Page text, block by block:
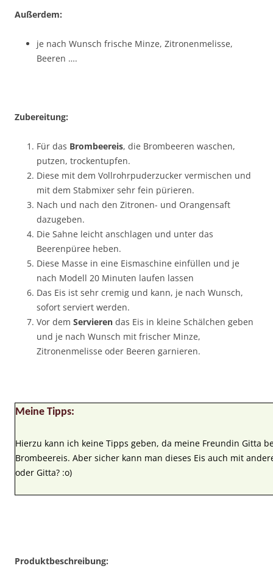
Außerdem:
je nach Wunsch frische Minze, Zitronenmelisse,
Beeren ….
Zubereitung:
Für das Brombeereis, die Brombeeren waschen,
putzen, trockentupfen.
Diese mit dem Vollrohrpuderzucker vermischen und
mit dem Stabmixer sehr fein pürieren.
Nach und nach den Zitronen- und Orangensaft
dazugeben.
Die Sahne leicht anschlagen und unter das
Beerenpüree heben.
Diese Masse in eine Eismaschine einfüllen und je
nach Modell 20 Minuten laufen lassen
Das Eis ist sehr cremig und kann, je nach Wunsch,
sofort serviert werden.
Vor dem Servieren das Eis in kleine Schälchen geben
und je nach Wunsch mit frischer Minze,
Zitronenmelisse oder Beeren garnieren.
Meine Tipps:
Hierzu kann ich keine Tipps geben, da meine Freundin Gitta
Brombeereis. Aber sicher kann man dieses Eis auch mit
oder Gitta? :o)
Produktbeschreibung: